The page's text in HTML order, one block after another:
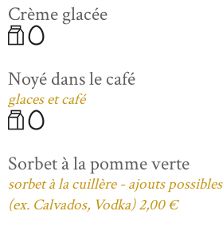
Crème glacée
Noyé dans le café
glaces et café
Sorbet à la pomme verte
sorbet à la cuillère - ajouts possibles
(ex. Calvados, Vodka) 2,00 €